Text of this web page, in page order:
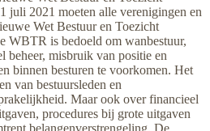
juli 2021 moeten alle verenigingen en
Wet Bestuur en Toezicht
WBTR is bedoeld om wanbestuur,
misbruik van positie en
binnen besturen te voorkomen. Het
van bestuursleden en
Maar ook over financieel
procedures bij grote uitgaven
belangenverstrengeling. De